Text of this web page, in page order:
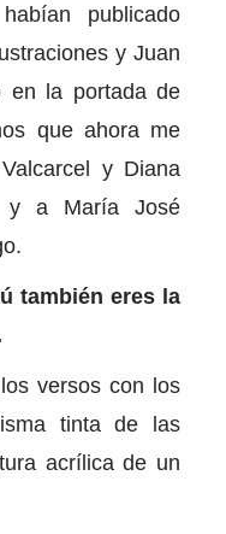
publicado
y Juan
en la portada de
que ahora me
y Diana
y a María José
también eres la
versos con los
tinta de las
acrílica de un